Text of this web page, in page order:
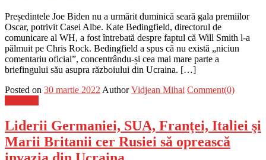
Președintele Joe Biden nu a urmărit duminică seară gala premiilor
Oscar, potrivit Casei Albe. Kate Bedingfield, directorul de
comunicare al WH, a fost întrebată despre faptul că Will Smith l-a
pălmuit pe Chris Rock. Bedingfield a spus că nu există „niciun
comentariu oficial”, concentrându-și cea mai mare parte a
briefingului său asupra războiului din Ucraina. […]
Posted on 30 martie 2022 Author Vidjean Mihai Comment(0)
Liderii Germaniei, SUA, Franţei, Italiei şi
Marii Britanii cer Rusiei să oprească